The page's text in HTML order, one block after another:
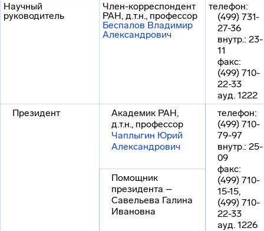
Научный
руководитель
Член-корреспондент
РАН, д.т.н., профессор
Беспалов Владимир
Александрович
телефон:
(499) 731-
27-36
внутр.: 23-
11
факс:
(499) 710-
22-33
ауд. 1222
Президент
Академик РАН,
д.т.н., профессор
Чаплыгин Юрий
Александрович
телефон:
(499) 710-
79-97
внутр.: 25-
09
факс:
(499) 710-
15-15,
(499) 710-
22-33
ауд. 1226
Помощник
президента –
Савельева Галина
Ивановна